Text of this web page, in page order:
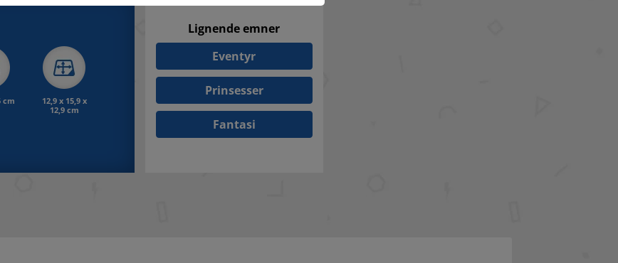
cm
12,9 x 15,9 x
12,9 cm
Lignende emner
Eventyr
Prinsesser
Fantasi